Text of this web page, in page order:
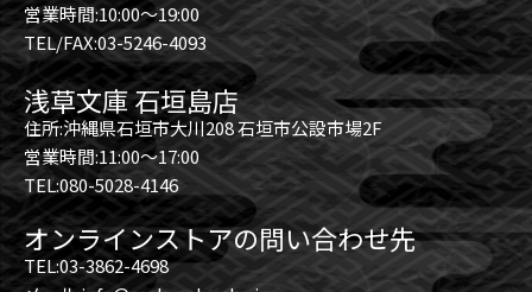
営業時間:10:00～19:00
TEL/FAX:03-5246-4093
浅草文庫 石垣島店
住所:沖縄県石垣市大川208 石垣市公設市場2F
営業時間:11:00～17:00
TEL:080-5028-4146
オンラインストアの問い合わせ先
TEL:03-3862-4698